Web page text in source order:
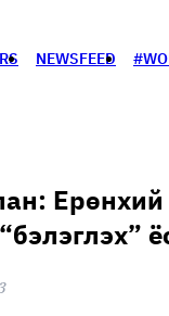
NEWSFEED